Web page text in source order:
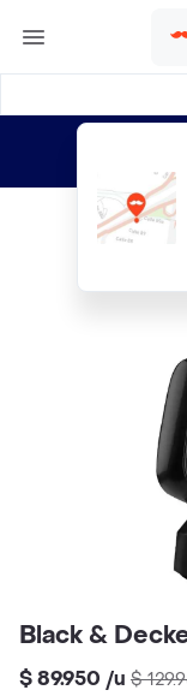
Black &
$ 89.950 /u $